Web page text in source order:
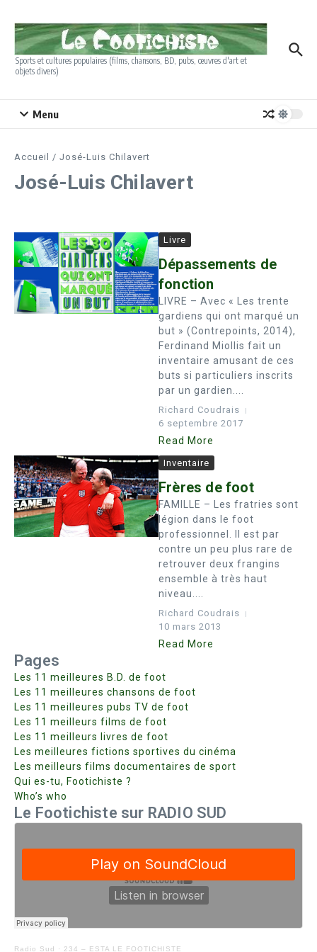
Sports et cultures populaires (films, chansons, BD, pubs, œuvres d'art et
objets divers)
Menu
Accueil / José-Luis Chilavert
José-Luis Chilavert
Livre
Dépassements de
fonction
LIVRE – Avec « Les trente
gardiens qui ont marqué un
but » (Contrepoints, 2014),
Ferdinand Miollis fait un
inventaire amusant de ces
buts si particuliers inscrits
par un gardien....
Richard Coudrais
6 septembre 2017
Read More
Inventaire
Frères de foot
FAMILLE – Les fratries sont
légion dans le foot
professionnel. Il est par
contre un peu plus rare de
retrouver deux frangins
ensemble à très haut
niveau....
Richard Coudrais
10 mars 2013
Read More
Pages
Les 11 meilleures B.D. de foot
Les 11 meilleures chansons de foot
Les 11 meilleures pubs TV de foot
Les 11 meilleurs films de foot
Les 11 meilleurs livres de foot
Les meilleures fictions sportives du cinéma
Les meilleurs films documentaires de sport
Qui es-tu, Footichiste ?
Who’s who
Le Footichiste sur RADIO SUD
Radio Sud · 234 – ESTA LE FOOTICHISTE